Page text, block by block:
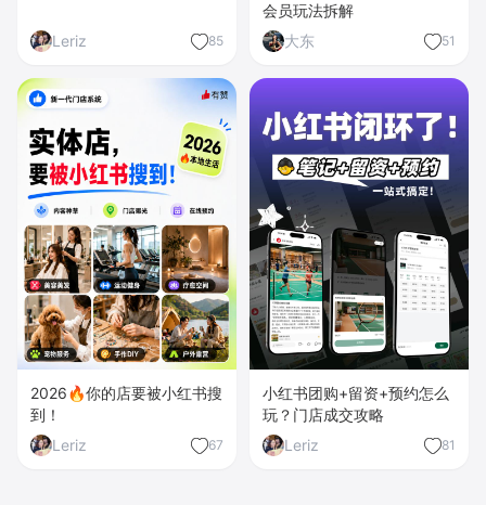
Leriz 85
会员玩法拆解
大东
51
2026🔥你的店要被小红书搜
到！
Leriz
67
小红书团购+留资+预约怎么
玩？门店成交攻略
Leriz
81